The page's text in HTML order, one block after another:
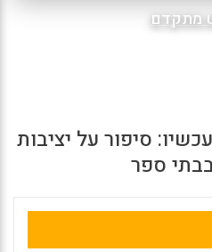
מתקדם
סיפור על יציבות
בבתי ספר